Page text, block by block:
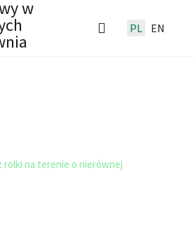
PL EN
rolki na terenie o nierównej